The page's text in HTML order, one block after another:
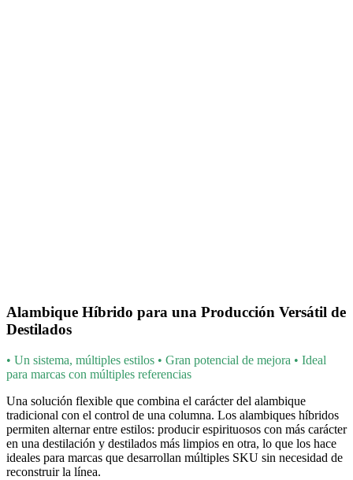
Alambique Híbrido para una Producción Versátil de
Destilados
• Un sistema, múltiples estilos • Gran potencial de mejora • Ideal
para marcas con múltiples referencias
Una solución flexible que combina el carácter del alambique
tradicional con el control de una columna. Los alambiques híbridos
permiten alternar entre estilos: producir espirituosos con más carácter
en una destilación y destilados más limpios en otra, lo que los hace
ideales para marcas que desarrollan múltiples SKU sin necesidad de
reconstruir la línea.